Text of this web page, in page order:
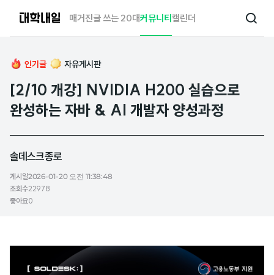
매거진글 쓰는 20대커뮤니티캘린더
검
인기글 자유게시판
[2/10 개강] NVIDIA H200 실습으로
완성하는 자바 & AI 개발자 양성과정
솔데스크종로
게시일2026-01-20 오전 11:38:48
조회수22978
좋아요0